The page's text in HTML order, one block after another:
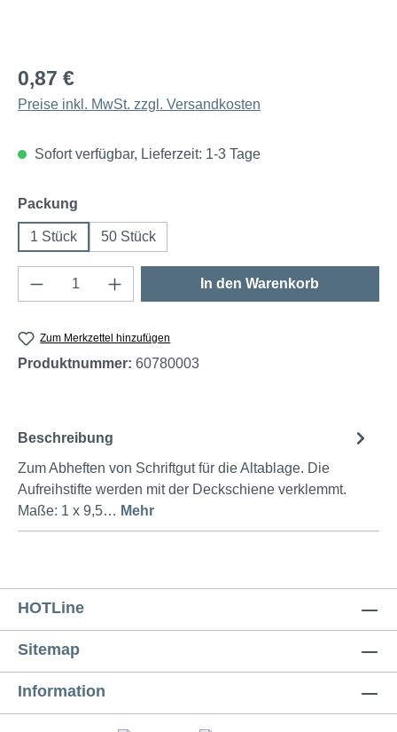
0,87 €
Preise inkl. MwSt. zzgl. Versandkosten
Sofort verfügbar, Lieferzeit: 1-3 Tage
Packung
1 Stück 50 Stück
Produkt Anzahl: Gib den gewünschten
In den Warenkorb
Zum Merkzettel hinzufügen
Produktnummer: 60780003
Beschreibung
Zum Abheften von Schriftgut für die Altablage. Die
Aufreihstifte werden mit der Deckschiene verklemmt.
Maße: 1 x 9,5… Mehr
HOTLine
Sitemap
Information